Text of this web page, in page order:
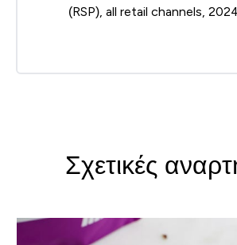
(RSP), all retail channels,
Σχετικές